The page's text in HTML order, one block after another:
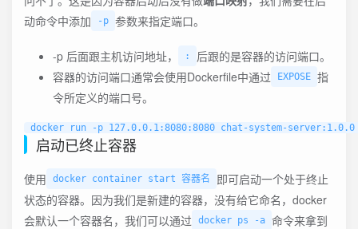
动命令中添加
-p 参数来指定端口。
-p 后面跟主机访问地址， :
后跟的是容器的访问端口。
容器的访问端口通常会使用Dockerfile中通过
EXPOSE 指
令所定义的端口号。
启动已终止容器
使用 docker container start 容器名
即可启动一个处于终止
状态的容器。因为我们是新建的容器，没有给它命名，docker
会默认一个容器名，我们可以通过
docker ps -a 命令来拿到